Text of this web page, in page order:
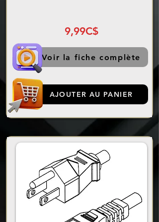
9,99C$
Voir la fiche complète
AJOUTER AU PANIER